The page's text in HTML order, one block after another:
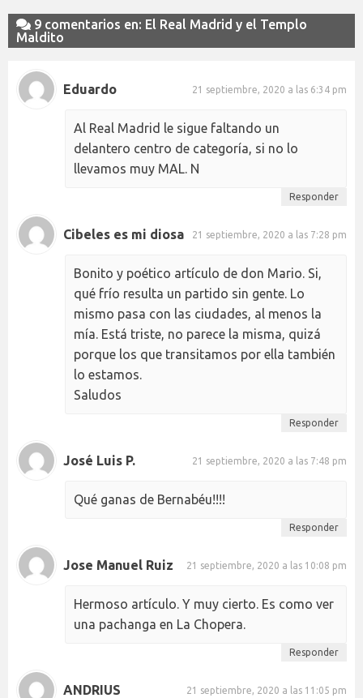
9 comentarios en: El Real Madrid y el Templo
Maldito
Eduardo 21 septiembre, 2020 a las 6:34 pm
Al Real Madrid le sigue faltando un
delantero centro de categoría, si no lo
llevamos muy MAL. N
Responder
Cibeles es mi diosa 21 septiembre, 2020 a las 7:28 pm
Bonito y poético artículo de don Mario. Si,
qué frío resulta un partido sin gente. Lo
mismo pasa con las ciudades, al menos la
mía. Está triste, no parece la misma, quizá
porque los que transitamos por ella también
lo estamos.
Saludos
Responder
José Luis P. 21 septiembre, 2020 a las 7:48 pm
Qué ganas de Bernabéu!!!!
Responder
Jose Manuel Ruiz 21 septiembre, 2020 a las 10:08 pm
Hermoso artículo. Y muy cierto. Es como ver
una pachanga en La Chopera.
Responder
ANDRIUS 21 septiembre, 2020 a las 11:05 pm